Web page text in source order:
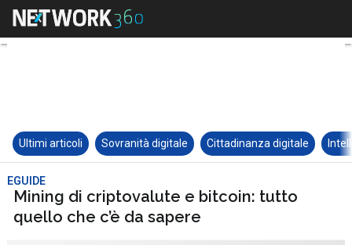
Ultimi articoli Sovranità digitale Cittadinanza digitale
EGUIDE
Mining di criptovalute e bitcoin: tutto
quello che c’è da sapere